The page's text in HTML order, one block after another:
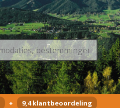
+ 9,4 klantbeoordeling